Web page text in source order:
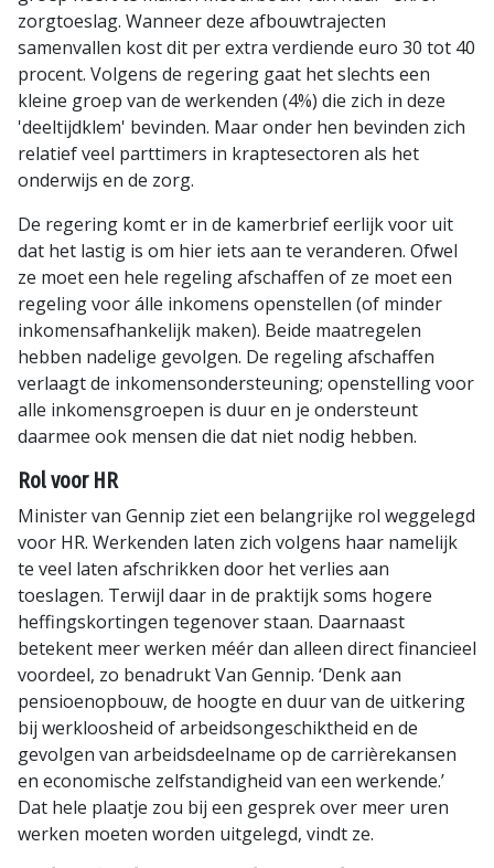
zorgtoeslag. Wanneer deze afbouwtrajecten
samenvallen kost dit per extra verdiende euro 30 tot 40
procent. Volgens de regering gaat het slechts een
kleine groep van de werkenden (4%) die zich in deze
'deeltijdklem' bevinden. Maar onder hen bevinden zich
relatief veel parttimers in kraptesectoren als het
onderwijs en de zorg.
De regering komt er in de kamerbrief eerlijk voor uit
dat het lastig is om hier iets aan te veranderen. Ofwel
ze moet een hele regeling afschaffen of ze moet een
regeling voor álle inkomens openstellen (of minder
inkomensafhankelijk maken). Beide maatregelen
hebben nadelige gevolgen. De regeling afschaffen
verlaagt de inkomensondersteuning; openstelling voor
alle inkomensgroepen is duur en je ondersteunt
daarmee ook mensen die dat niet nodig hebben.
Rol voor HR
Minister van Gennip ziet een belangrijke rol weggelegd
voor HR. Werkenden laten zich volgens haar namelijk
te veel laten afschrikken door het verlies aan
toeslagen. Terwijl daar in de praktijk soms hogere
heffingskortingen tegenover staan. Daarnaast
betekent meer werken méér dan alleen direct financieel
voordeel, zo benadrukt Van Gennip. ‘Denk aan
pensioenopbouw, de hoogte en duur van de uitkering
bij werkloosheid of arbeidsongeschiktheid en de
gevolgen van arbeidsdeelname op de carrièrekansen
en economische zelfstandigheid van een werkende.’
Dat hele plaatje zou bij een gesprek over meer uren
werken moeten worden uitgelegd, vindt ze.